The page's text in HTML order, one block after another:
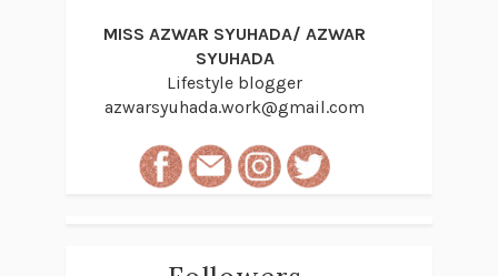
MISS AZWAR SYUHADA/ AZWAR
SYUHADA
Lifestyle blogger
azwarsyuhada.work@gmail.com